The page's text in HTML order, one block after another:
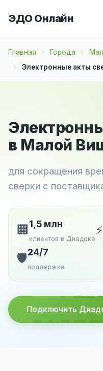
ЭДО Онлайн
Главная Города
Электронные акты
в Малой
для сокращения
сверки с
🏢 1,5 млн
клиентов в Диадоке
⚡
🛡️24/7
поддержка
Подключить